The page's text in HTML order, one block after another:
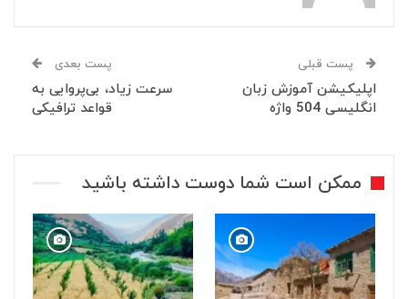
پست قبلی
اپلیکیشن آموزش زبان
انگلیسی 504 واژه
پست بعدی
سرعت زیاد، بی‌پروایی به
قواعد ترافیکی
ممکن است شما دوست داشته باشید